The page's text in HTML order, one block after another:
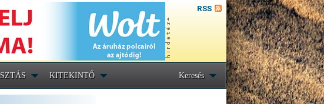
RSS
KITEKINTŐ Keresés